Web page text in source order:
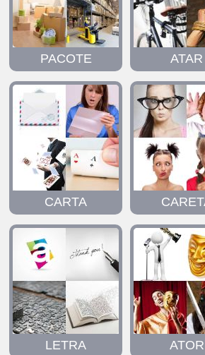
PACOTE ATAR
CARTA
LETRA ATOR